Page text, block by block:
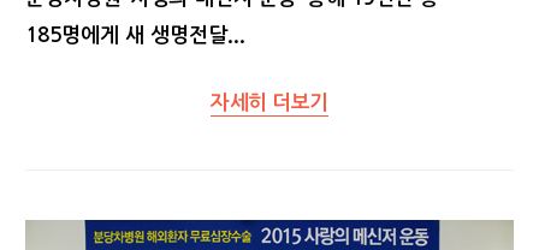
185명에게 새 생명전달...
자세히 더보기